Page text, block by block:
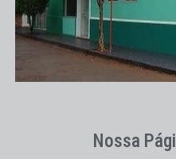
Nossa